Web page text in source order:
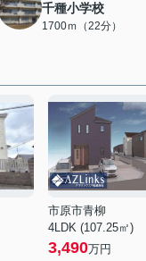
千種小学校
1700ｍ（22分）
市原市青柳
4LDK (107.25㎡)
3,490万円